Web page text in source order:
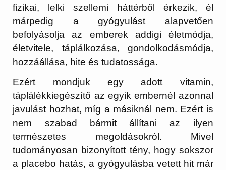
fizikai, lelki szellemi háttérből érkezik, él
márpedig a gyógyulást alapvetően
befolyásolja az emberek addigi életmódja,
életvitele, táplálkozása, gondolkodásmódja,
hozzáállása, hite és tudatossága.
Ezért mondjuk egy adott vitamin,
táplálékkiegészítő az egyik embernél azonnal
javulást hozhat, míg a másiknál nem. Ezért is
nem szabad bármit állítani az ilyen
természetes megoldásokról. Mivel
tudományosan bizonyított tény, hogy sokszor
a placebo hatás, a gyógyulásba vetett hit már